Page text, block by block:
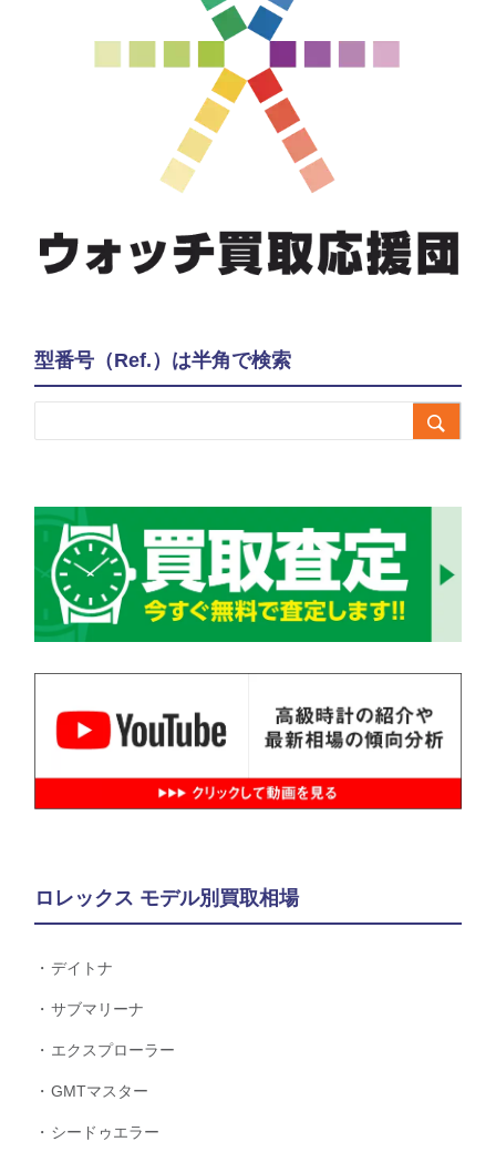
型番号（Ref.）は半角で検索

ロレックス モデル別買取相場
デイトナ
サブマリーナ
エクスプローラー
GMTマスター
シードゥエラー